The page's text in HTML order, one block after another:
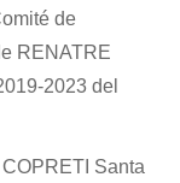
de
RENATRE
2023 del
Santa